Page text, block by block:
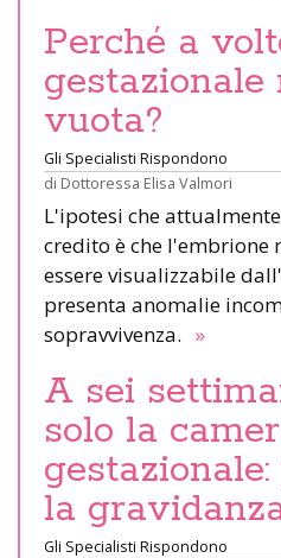
Perché a
gestazionale
vuota?
Gli Specialisti Rispondono
di Dottoressa Elisa Valmori
L'ipotesi che
credito è che l'embrione
essere visualizzabile
presenta anomalie
sopravvivenza. »
A sei
solo la
la
Gli Specialisti Rispondono